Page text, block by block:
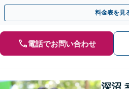
応】分割払いも可
料金表を見
電話でお問い合わせ